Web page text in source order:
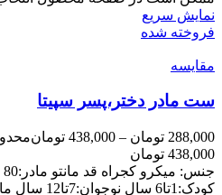
نمایش سریع
فروخته شده
مقايسه
ست مادر دختر،پسر سپیتا
288,000 تومان –
438,000 تومان
438,000 تومان